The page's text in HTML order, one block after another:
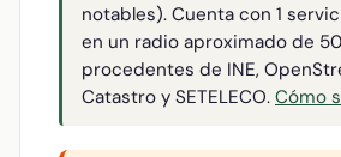
notables). Cuenta con 1
en un radio aproximado de
procedentes de INE,
Catastro y SETELECO. Cómo